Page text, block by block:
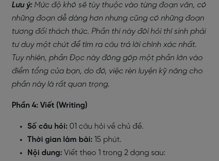
Lưu ý: Mức độ khó sẽ tùy thuộc vào từng đoạn văn, có
những đoạn dễ dàng hơn nhưng cũng có những đoạn
tương đối thách thức. Phần thi này đòi hỏi thí sinh phải
tư duy một chút để tìm ra câu trả lời chính xác nhất.
Tuy nhiên, phần Đọc này đóng góp một phần lớn vào
điểm tổng của bạn, do đó, việc rèn luyện kỹ năng cho
phần này là rất quan trọng.
Phần 4: Viết (Writing)
Số câu hỏi: 01 câu hỏi về chủ đề.
Thời gian làm bài: 15 phút.
Nội dung: Viết theo 1 trong 2 dạng sau: